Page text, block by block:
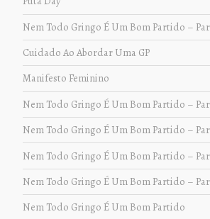
Nem Todo Gringo É Um Bom Partido –
Cuidado Ao Abordar Uma GP
Manifesto Feminino
Nem Todo Gringo É Um Bom Partido –
Nem Todo Gringo É Um Bom Partido –
Nem Todo Gringo É Um Bom Partido –
Nem Todo Gringo É Um Bom Partido –
Nem Todo Gringo É Um Bom Partido